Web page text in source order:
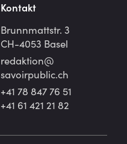
Kontakt
Brunnmattstr. 3
CH-4053 Basel
redaktion@
savoirpublic.ch
+41 78 847 76 51
+41 61 421 21 82